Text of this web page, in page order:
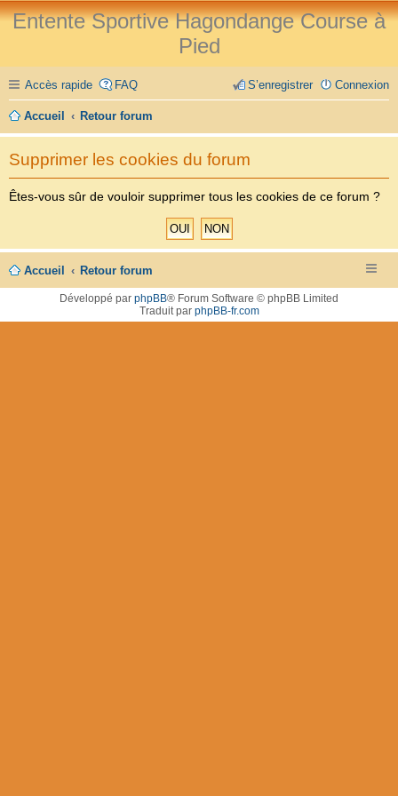
Entente Sportive Hagondange Course à
Pied
Accès rapide FAQ Connexion
S’enregistrer
Accueil Retour forum
Supprimer les cookies du forum
Êtes-vous sûr de vouloir supprimer tous les cookies de ce forum ?
Accueil Retour forum
Développé par phpBB® Forum Software © phpBB Limited
Traduit par phpBB-fr.com